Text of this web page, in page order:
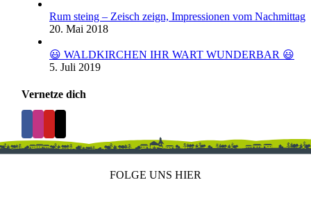
Rum steing – Zeisch zeign, Impressionen vom Nachmittag
20. Mai 2018
😃 WALDKIRCHEN IHR WART WUNDERBAR 😃
5. Juli 2019
Vernetze dich
FOLGE UNS HIER